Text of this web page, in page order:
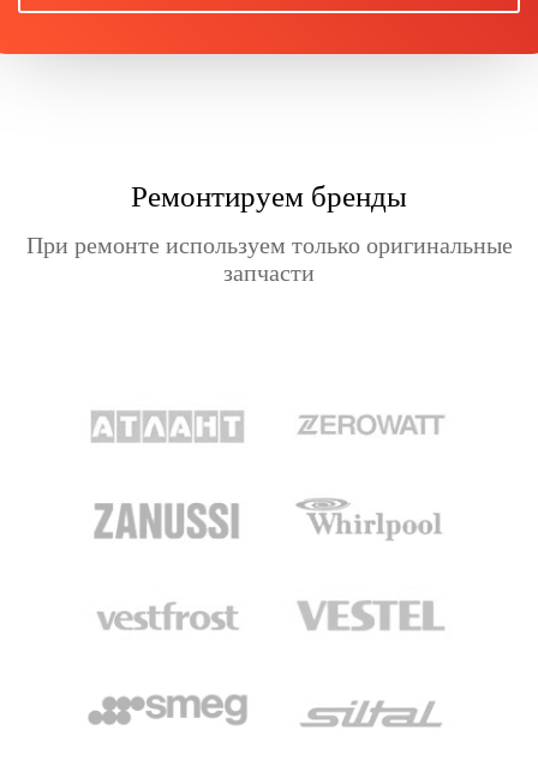
Ремонтируем бренды
При ремонте используем только оригинальные
запчасти